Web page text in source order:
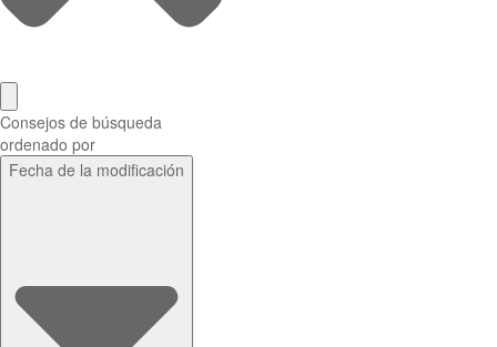
Consejos de búsqueda
ordenado por
Fecha de la modificación